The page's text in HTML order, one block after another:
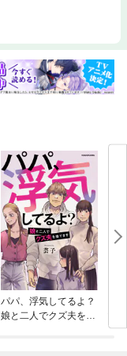
パパ、浮気してるよ？
娘と二人でクズ夫を捨
強